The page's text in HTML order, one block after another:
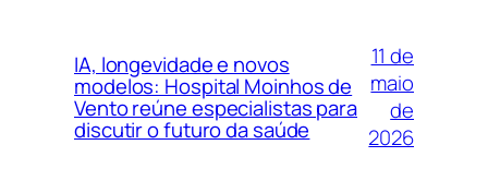
IA, longevidade e novos
modelos: Hospital Moinhos de
Vento reúne especialistas para
discutir o futuro da saúde
11 de
maio
de
2026